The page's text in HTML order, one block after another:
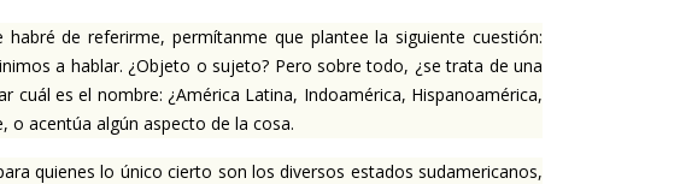
de referirme, permítanme que plantee la siguiente cuestión:
a hablar. ¿Objeto o sujeto? Pero sobre todo, ¿se trata de una
cuál es el nombre: ¿América Latina, Indoamérica, Hispanoamérica,
o acentúa algún aspecto de la cosa.
quienes lo único cierto son los diversos estados sudamericanos,